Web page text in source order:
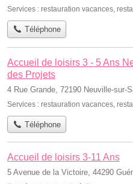
Services : restauration vacances,
Téléphone
Accueil de loisirs 3 - 5 Ans
des Projets
4 Rue Grande, 72190 Neuville-sur-
Services : restauration vacances
Téléphone
Accueil de loisirs 3-11 Ans
5 Avenue de la Victoire, 44290